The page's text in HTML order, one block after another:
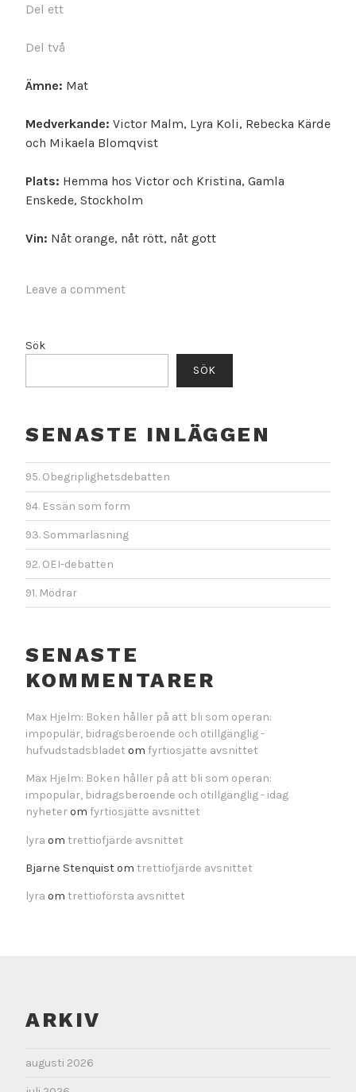
Del ett
Del två
Ämne: Mat
Medverkande: Victor Malm, Lyra Koli, Rebecka Kärde
och Mikaela Blomqvist
Plats: Hemma hos Victor och Kristina, Gamla
Enskede, Stockholm
Vin: Nåt orange, nåt rött, nåt gott
Leave a comment
Sök
SÖK
SENASTE INLÄGGEN
95. Obegriplighetsdebatten
94. Essän som form
93. Sommarläsning
92. OEI-debatten
91. Mödrar
SENASTE
KOMMENTARER
Max Hjelm: Boken håller på att bli som operan:
impopulär, bidragsberoende och otillgänglig -
hufvudstadsbladet om fyrtiosjätte avsnittet
Max Hjelm: Boken håller på att bli som operan:
impopulär, bidragsberoende och otillgänglig - idag
nyheterom fyrtiosjätte avsnittet
lyra om trettiofjärde avsnittet
Bjarne Stenquistom trettiofjärde avsnittet
lyra om trettioförsta avsnittet
ARKIV
augusti 2026